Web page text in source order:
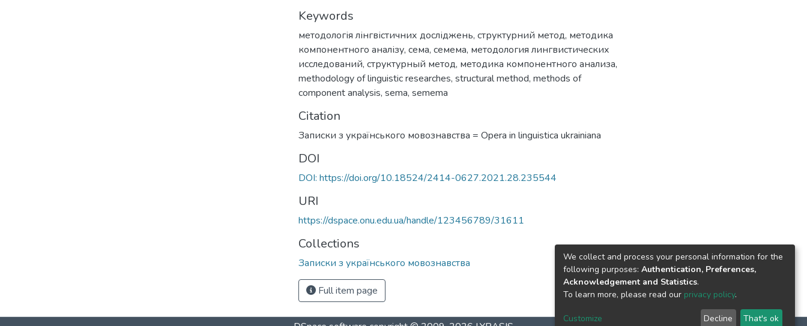
Keywords
методологія лінгвістичних досліджень, структурний метод, методика
компонентного аналізу, сема, семема, методология лингвистических
исследований, структурный метод, методика компонентного анализа,
methodology of linguistic researches, structural method, methods of
component analysis, sema, semema
Citation
Записки з українського мовознавства = Opera in linguistica ukrainiana
DOI
DOI: https://doi.org/10.18524/2414-0627.2021.28.235544
URI
https://dspace.onu.edu.ua/handle/123456789/31611
Collections
Записки з українського мовознавства
Full item page
We collect and process your personal information for the
following purposes: Authentication, Preferences,
Acknowledgement and Statistics.
To learn more, please read our privacy policy.
Customize Decline That's ok